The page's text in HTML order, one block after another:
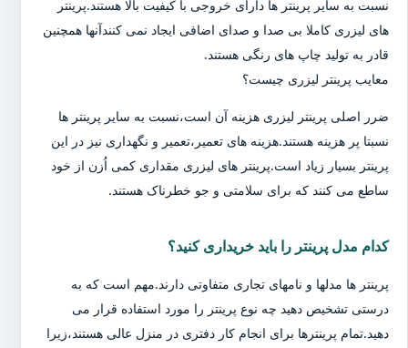
نسبت به سایر پرینتر ها دارای خروجی با کیفیت بالا هستند.پرینتر
های لیزری کاملا بی صدا و صدای اضافی ایجاد نمی کنندآنها همچنین
قادر به تولید چاپ های رنگی هستند.
معایب پرینتر لیزری چیست؟
ضرر اصلی پرینتر لیزری هزینه آن است،نسبت به سایر پرینتر ها
نسبتا پر هزینه هستند.هزینه های تعمیر،تعمیر و نگهداری نیز در این
پرینتر بسیار زیاد است.پرینتر های لیزری مقداری کمی اُزن از خود
ساطع می کنند که برای سلامتی و جو خطرناک هستند.
کدام مدل پرینتر را باید خریداری کنید؟
پرینتر ها مدلها و نامهای تجاری متفاوتی دارند.مهم است که به
درستی تشخیص دهید چه نوع پرینتر را مورد استفاده قرار می
دهید.تمام پرینترها برای انجام کار دفتری در منزل عالی هستند،زیرا